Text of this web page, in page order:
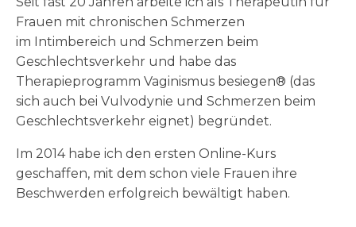
Frauen mit chronischen Schmerzen
im Intimbereich und Schmerzen beim
Geschlechtsverkehr und habe das
Therapieprogramm Vaginismus besiegen® (das
sich auch bei Vulvodynie und Schmerzen beim
Geschlechtsverkehr eignet) begründet.
Im 2014 habe ich den ersten Online-Kurs
geschaffen, mit dem schon viele Frauen ihre
Beschwerden erfolgreich bewältigt haben.